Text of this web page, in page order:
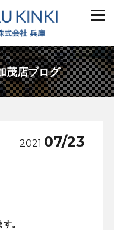
茂店ブログ
2021 07/23
。